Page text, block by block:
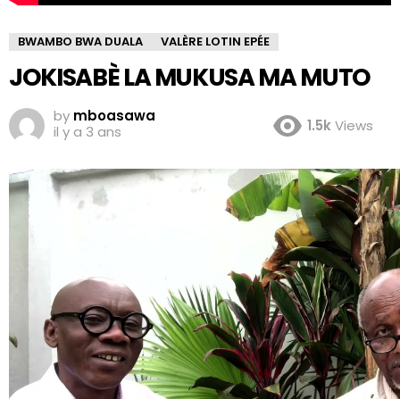
BWAMBO BWA DUALA VALÈRE LOTIN EPÉE
JOKISABÈ LA MUKUSA MA MUTO
by mboasawa
il y a 3 ans
1.5kViews